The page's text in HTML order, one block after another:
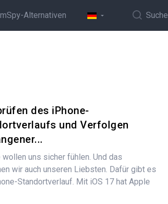
mSpy-Alternativen Suche
teilen
des iPhone-
und Verfolgen
wollen uns sicher fühlen. Und das
wir auch unseren Liebsten. Dafür gibt es
Standortverlauf. Mit iOS 17 hat Apple